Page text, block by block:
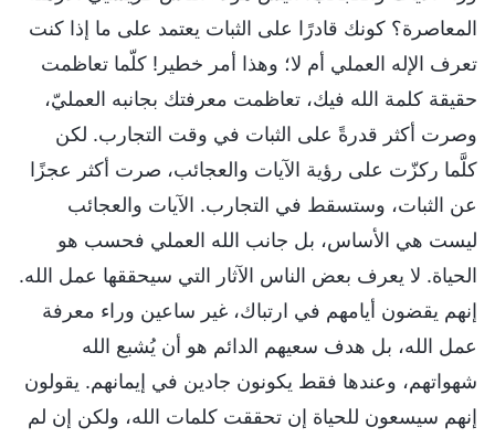
المعاصرة؟ كونك قادرًا على الثبات يعتمد على ما إذا كنت
تعرف الإله العملي أم لا؛ وهذا أمر خطير! كلّما تعاظمت
حقيقة كلمة الله فيك، تعاظمت معرفتك بجانبه العمليّ،
وصرت أكثر قدرةً على الثبات في وقت التجارب. لكن
كلَّما ركزّت على رؤية الآيات والعجائب، صرت أكثر عجزًا
عن الثبات، وستسقط في التجارب. الآيات والعجائب
ليست هي الأساس، بل جانب الله العملي فحسب هو
الحياة. لا يعرف بعض الناس الآثار التي سيحققها عمل الله.
إنهم يقضون أيامهم في ارتباك، غير ساعين وراء معرفة
عمل الله، بل هدف سعيهم الدائم هو أن يُشبع الله
شهواتهم، وعندها فقط يكونون جادين في إيمانهم. يقولون
إنهم سيسعون للحياة إن تحققت كلمات الله، ولكن إن لم